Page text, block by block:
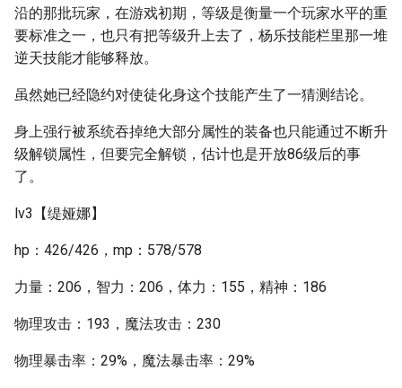
沿的那批玩家，在游戏初期，等级是衡量一个玩家水平的重
要标准之一，也只有把等级升上去了，杨乐技能栏里那一堆
逆天技能才能够释放。
虽然她已经隐约对使徒化身这个技能产生了一猜测结论。
身上强行被系统吞掉绝大部分属性的装备也只能通过不断升
级解锁属性，但要完全解锁，估计也是开放86级后的事
了。
lv3【缇娅娜】
hp：426/426，mp：578/578
力量：206，智力：206，体力：155，精神：186
物理攻击：193，魔法攻击：230
物理暴击率：29%，魔法暴击率：29%